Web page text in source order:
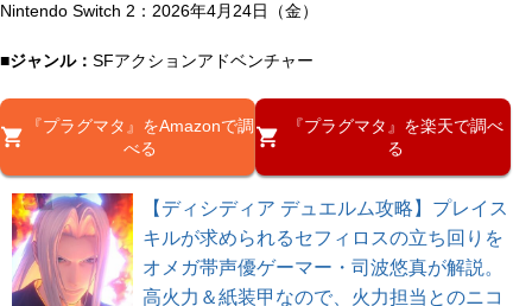
Nintendo Switch 2：2026年4月24日（金）
■ジャンル： SFアクションアドベンチャー
『プラグマタ』をAmazonで調
べる
『プラグマタ』を楽天で調べ
る
【ディシディア デュエルム攻略】プレイス
キルが求められるセフィロスの立ち回りを
オメガ帯声優ゲーマー・司波悠真が解説。
高火力＆紙装甲なので、火力担当とのニコ